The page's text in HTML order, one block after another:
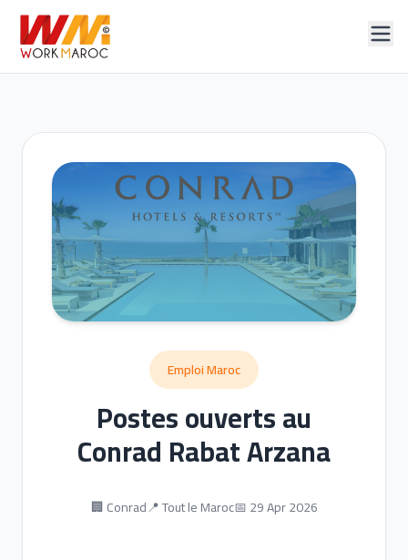
Emploi Maroc
Postes ouverts au
Conrad Rabat Arzana
🏢 Conrad📍 Tout le Maroc📅 29 Apr 2026